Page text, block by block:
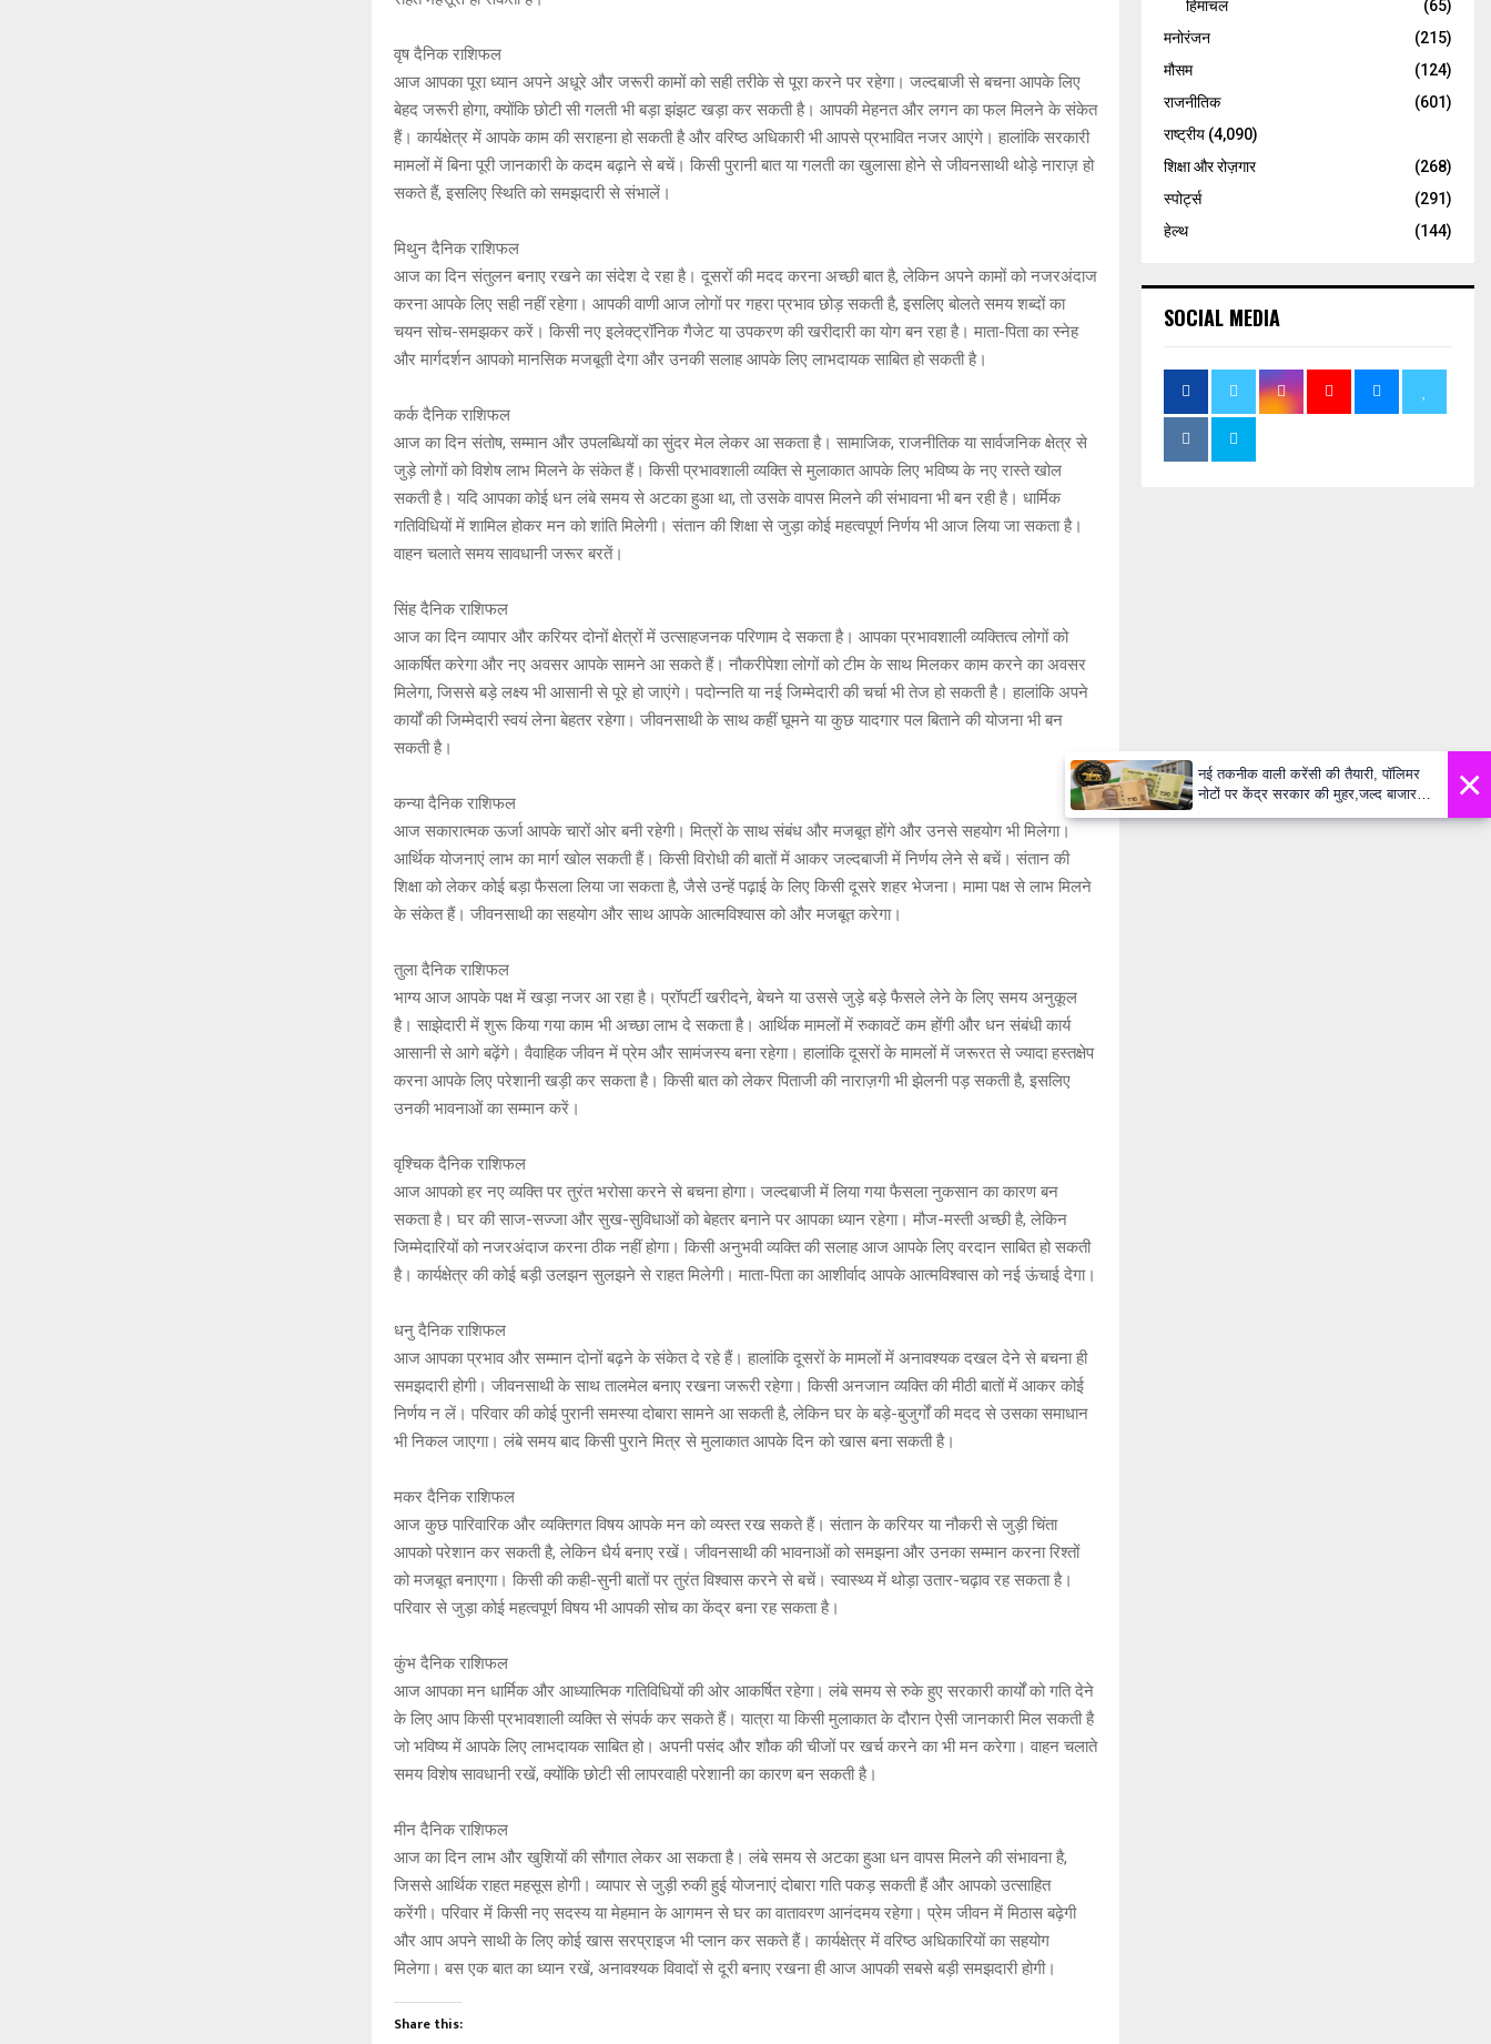
वृष दैनिक राशिफल
आज आपका पूरा ध्यान अपने अधूरे और जरूरी कामों को सही तरीके से पूरा करने पर रहेगा। जल्दबाजी से बचना आपके लिए
बेहद जरूरी होगा, क्योंकि छोटी सी गलती भी बड़ा झंझट खड़ा कर सकती है। आपकी मेहनत और लगन का फल मिलने के संकेत
हैं। कार्यक्षेत्र में आपके काम की सराहना हो सकती है और वरिष्ठ अधिकारी भी आपसे प्रभावित नजर आएंगे। हालांकि सरकारी
मामलों में बिना पूरी जानकारी के कदम बढ़ाने से बचें। किसी पुरानी बात या गलती का खुलासा होने से जीवनसाथी थोड़े नाराज़ हो
सकते हैं, इसलिए स्थिति को समझदारी से संभालें।
मिथुन दैनिक राशिफल
आज का दिन संतुलन बनाए रखने का संदेश दे रहा है। दूसरों की मदद करना अच्छी बात है, लेकिन अपने कामों को नजरअंदाज
करना आपके लिए सही नहीं रहेगा। आपकी वाणी आज लोगों पर गहरा प्रभाव छोड़ सकती है, इसलिए बोलते समय शब्दों का
चयन सोच-समझकर करें। किसी नए इलेक्ट्रॉनिक गैजेट या उपकरण की खरीदारी का योग बन रहा है। माता-पिता का स्नेह
और मार्गदर्शन आपको मानसिक मजबूती देगा और उनकी सलाह आपके लिए लाभदायक साबित हो सकती है।
कर्क दैनिक राशिफल
आज का दिन संतोष, सम्मान और उपलब्धियों का सुंदर मेल लेकर आ सकता है। सामाजिक, राजनीतिक या सार्वजनिक क्षेत्र से
जुड़े लोगों को विशेष लाभ मिलने के संकेत हैं। किसी प्रभावशाली व्यक्ति से मुलाकात आपके लिए भविष्य के नए रास्ते खोल
सकती है। यदि आपका कोई धन लंबे समय से अटका हुआ था, तो उसके वापस मिलने की संभावना भी बन रही है। धार्मिक
गतिविधियों में शामिल होकर मन को शांति मिलेगी। संतान की शिक्षा से जुड़ा कोई महत्वपूर्ण निर्णय भी आज लिया जा सकता है।
वाहन चलाते समय सावधानी जरूर बरतें।
सिंह दैनिक राशिफल
आज का दिन व्यापार और करियर दोनों क्षेत्रों में उत्साहजनक परिणाम दे सकता है। आपका प्रभावशाली व्यक्तित्व लोगों को
आकर्षित करेगा और नए अवसर आपके सामने आ सकते हैं। नौकरीपेशा लोगों को टीम के साथ मिलकर काम करने का अवसर
मिलेगा, जिससे बड़े लक्ष्य भी आसानी से पूरे हो जाएंगे। पदोन्नति या नई जिम्मेदारी की चर्चा भी तेज हो सकती है। हालांकि अपने
कार्यों की जिम्मेदारी स्वयं लेना बेहतर रहेगा। जीवनसाथी के साथ कहीं घूमने या कुछ यादगार पल बिताने की योजना भी बन
सकती है।
कन्या दैनिक राशिफल
आज सकारात्मक ऊर्जा आपके चारों ओर बनी रहेगी। मित्रों के साथ संबंध और मजबूत होंगे और उनसे सहयोग भी मिलेगा।
आर्थिक योजनाएं लाभ का मार्ग खोल सकती हैं। किसी विरोधी की बातों में आकर जल्दबाजी में निर्णय लेने से बचें। संतान की
शिक्षा को लेकर कोई बड़ा फैसला लिया जा सकता है, जैसे उन्हें पढ़ाई के लिए किसी दूसरे शहर भेजना। मामा पक्ष से लाभ मिलने
के संकेत हैं। जीवनसाथी का सहयोग और साथ आपके आत्मविश्वास को और मजबूत करेगा।
तुला दैनिक राशिफल
भाग्य आज आपके पक्ष में खड़ा नजर आ रहा है। प्रॉपर्टी खरीदने, बेचने या उससे जुड़े बड़े फैसले लेने के लिए समय अनुकूल
है। साझेदारी में शुरू किया गया काम भी अच्छा लाभ दे सकता है। आर्थिक मामलों में रुकावटें कम होंगी और धन संबंधी कार्य
आसानी से आगे बढ़ेंगे। वैवाहिक जीवन में प्रेम और सामंजस्य बना रहेगा। हालांकि दूसरों के मामलों में जरूरत से ज्यादा हस्तक्षेप
करना आपके लिए परेशानी खड़ी कर सकता है। किसी बात को लेकर पिताजी की नाराज़गी भी झेलनी पड़ सकती है, इसलिए
उनकी भावनाओं का सम्मान करें।
वृश्चिक दैनिक राशिफल
आज आपको हर नए व्यक्ति पर तुरंत भरोसा करने से बचना होगा। जल्दबाजी में लिया गया फैसला नुकसान का कारण बन
सकता है। घर की साज-सज्जा और सुख-सुविधाओं को बेहतर बनाने पर आपका ध्यान रहेगा। मौज-मस्ती अच्छी है, लेकिन
जिम्मेदारियों को नजरअंदाज करना ठीक नहीं होगा। किसी अनुभवी व्यक्ति की सलाह आज आपके लिए वरदान साबित हो सकती
है। कार्यक्षेत्र की कोई बड़ी उलझन सुलझने से राहत मिलेगी। माता-पिता का आशीर्वाद आपके आत्मविश्वास को नई ऊंचाई देगा।
धनु दैनिक राशिफल
आज आपका प्रभाव और सम्मान दोनों बढ़ने के संकेत दे रहे हैं। हालांकि दूसरों के मामलों में अनावश्यक दखल देने से बचना ही
समझदारी होगी। जीवनसाथी के साथ तालमेल बनाए रखना जरूरी रहेगा। किसी अनजान व्यक्ति की मीठी बातों में आकर कोई
निर्णय न लें। परिवार की कोई पुरानी समस्या दोबारा सामने आ सकती है, लेकिन घर के बड़े-बुजुर्गों की मदद से उसका समाधान
भी निकल जाएगा। लंबे समय बाद किसी पुराने मित्र से मुलाकात आपके दिन को खास बना सकती है।
मकर दैनिक राशिफल
आज कुछ पारिवारिक और व्यक्तिगत विषय आपके मन को व्यस्त रख सकते हैं। संतान के करियर या नौकरी से जुड़ी चिंता
आपको परेशान कर सकती है, लेकिन धैर्य बनाए रखें। जीवनसाथी की भावनाओं को समझना और उनका सम्मान करना रिश्तों
को मजबूत बनाएगा। किसी की कही-सुनी बातों पर तुरंत विश्वास करने से बचें। स्वास्थ्य में थोड़ा उतार-चढ़ाव रह सकता है।
परिवार से जुड़ा कोई महत्वपूर्ण विषय भी आपकी सोच का केंद्र बना रह सकता है।
कुंभ दैनिक राशिफल
आज आपका मन धार्मिक और आध्यात्मिक गतिविधियों की ओर आकर्षित रहेगा। लंबे समय से रुके हुए सरकारी कार्यों को गति देने
के लिए आप किसी प्रभावशाली व्यक्ति से संपर्क कर सकते हैं। यात्रा या किसी मुलाकात के दौरान ऐसी जानकारी मिल सकती है
जो भविष्य में आपके लिए लाभदायक साबित हो। अपनी पसंद और शौक की चीजों पर खर्च करने का भी मन करेगा। वाहन चलाते
समय विशेष सावधानी रखें, क्योंकि छोटी सी लापरवाही परेशानी का कारण बन सकती है।
मीन दैनिक राशिफल
आज का दिन लाभ और खुशियों की सौगात लेकर आ सकता है। लंबे समय से अटका हुआ धन वापस मिलने की संभावना है,
जिससे आर्थिक राहत महसूस होगी। व्यापार से जुड़ी रुकी हुई योजनाएं दोबारा गति पकड़ सकती हैं और आपको उत्साहित
करेंगी। परिवार में किसी नए सदस्य या मेहमान के आगमन से घर का वातावरण आनंदमय रहेगा। प्रेम जीवन में मिठास बढ़ेगी
और आप अपने साथी के लिए कोई खास सरप्राइज भी प्लान कर सकते हैं। कार्यक्षेत्र में वरिष्ठ अधिकारियों का सहयोग
मिलेगा। बस एक बात का ध्यान रखें, अनावश्यक विवादों से दूरी बनाए रखना ही आज आपकी सबसे बड़ी समझदारी होगी।
Share this:
हिमाचल
(65)
मनोरंजन
(215)
मौसम
(124)
राजनीतिक
(601)
राष्ट्रीय (4,090)
शिक्षा और रोज़गार
(268)
स्पोर्ट्स
(291)
हेल्थ
(144)
SOCIAL MEDIA
×
नई तकनीक वाली करेंसी की तैयारी, पॉलिमर
नोटों पर केंद्र सरकार की मुहर,जल्द बाजार में
दिखेंगे प्लास्टिक के ₹10 और ₹20 के नोट -